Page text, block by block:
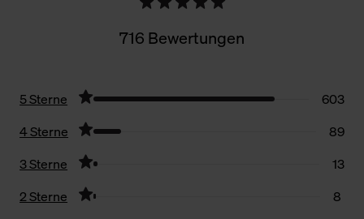
716 Bewertungen
5 Sterne
603
4 Sterne
89
3 Sterne
13
2 Sterne
8